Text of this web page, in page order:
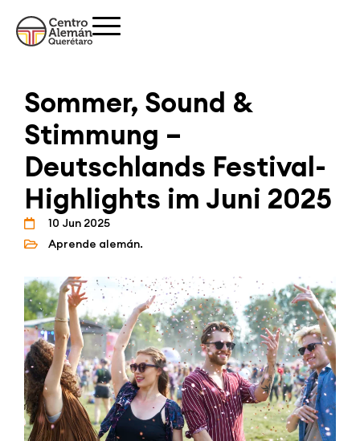
Sommer, Sound &
Stimmung –
Deutschlands Festival-
Highlights im Juni 2025
10 Jun 2025
Aprende alemán.